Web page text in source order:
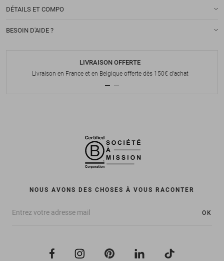
DÉTAILS ET COMPO
BESOIN D'AIDE ?
LIVRAISON OFFERTE
Livraison en France et en Belgique offerte dès 150€ d'achat
NOUS AVONS DES CHOSES À VOUS RACONTER
OK